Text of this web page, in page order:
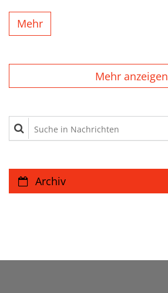
Mehr
Mehr anzeigen
Suche in Nachrichten
Archiv